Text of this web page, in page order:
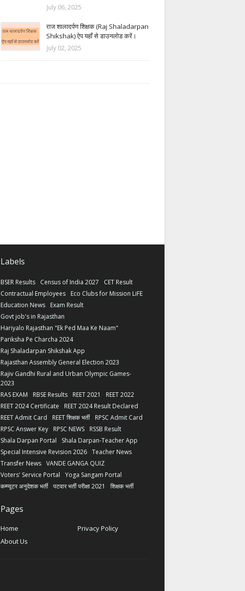
July 06, 2025
राज शालादर्पण शिक्षक (Raj Shaladarpan
Shikshak) ऐप यहाँ से डाउनलोड करें।
July 02, 2025
Labels
BSER Results Census of India 2027
CET Result
Contractual Employees
Eco Clubs for Mission LiFE
Education News
Exam Result
Govt job's in Rajasthan
Hariyalo Rajasthan "Ek Ped Maa Ke Naam"
Pariksha Pe Charcha 2024
Raj Shaladarpan Shikshak App
Rajasthan Assembly General Election 2023
Rajiv Gandhi Rural and Urban Olympic Games-
2023
RAS EXAM
RBSE Results REET 2021
REET 2022
REET 2024 Certificate
REET 2024 Result Declared
REET Admit Card
REET शिक्षक भर्ती
RPSC Admit Card
RPSC Answer Key
RPSC NEWS
RSSB Result
Shala Darpan Portal
Shala Darpan-Teacher App
Special Intensive Revision 2026 Teacher News
Transfer News VANDE GANGA QUIZ
Voters' Service Portal
Yoga Sangam Portal
कम्प्यूटर अनुदेशक भर्ती पटवार भर्ती परीक्षा 2021 शिक्षक भर्ती
Pages
Home
Privacy Policy
About Us